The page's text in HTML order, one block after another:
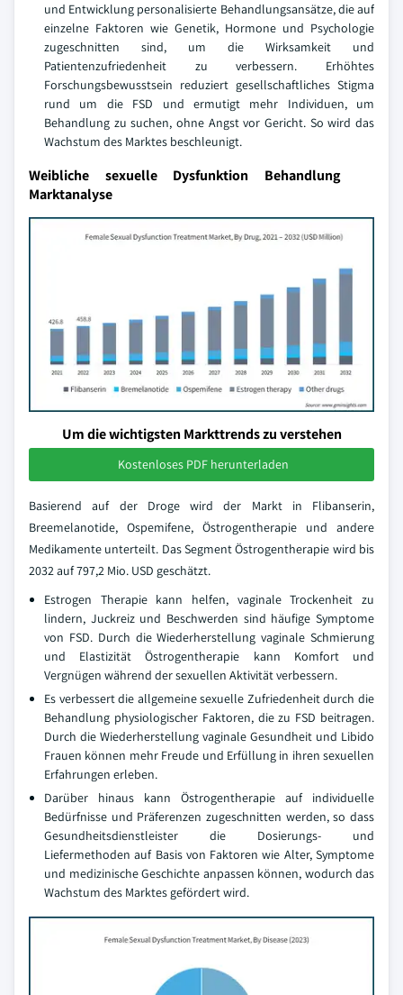
und Entwicklung personalisierte Behandlungsansätze, die auf
einzelne Faktoren wie Genetik, Hormone und Psychologie
zugeschnitten sind, um die Wirksamkeit und
Patientenzufriedenheit zu verbessern. Erhöhtes
Forschungsbewusstsein reduziert gesellschaftliches Stigma
rund um die FSD und ermutigt mehr Individuen, um
Behandlung zu suchen, ohne Angst vor Gericht. So wird das
Wachstum des Marktes beschleunigt.
Weibliche sexuelle Dysfunktion Behandlung
Marktanalyse
Um die wichtigsten Markttrends zu verstehen
Kostenloses PDF herunterladen
Basierend auf der Droge wird der Markt in Flibanserin,
Breemelanotide, Ospemifene, Östrogentherapie und andere
Medikamente unterteilt. Das Segment Östrogentherapie wird bis
2032 auf 797,2 Mio. USD geschätzt.
Estrogen Therapie kann helfen, vaginale Trockenheit zu
lindern, Juckreiz und Beschwerden sind häufige Symptome
von FSD. Durch die Wiederherstellung vaginale Schmierung
und Elastizität Östrogentherapie kann Komfort und
Vergnügen während der sexuellen Aktivität verbessern.
Es verbessert die allgemeine sexuelle Zufriedenheit durch die
Behandlung physiologischer Faktoren, die zu FSD beitragen.
Durch die Wiederherstellung vaginale Gesundheit und Libido
Frauen können mehr Freude und Erfüllung in ihren sexuellen
Erfahrungen erleben.
Darüber hinaus kann Östrogentherapie auf individuelle
Bedürfnisse und Präferenzen zugeschnitten werden, so dass
Gesundheitsdienstleister die Dosierungs- und
Liefermethoden auf Basis von Faktoren wie Alter, Symptome
und medizinische Geschichte anpassen können, wodurch das
Wachstum des Marktes gefördert wird.